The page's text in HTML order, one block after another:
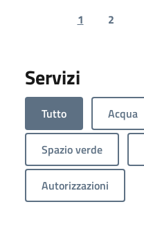
Previous page
1 2
Servizi
Tutto Acqua
Spazio verde
Autorizzazioni